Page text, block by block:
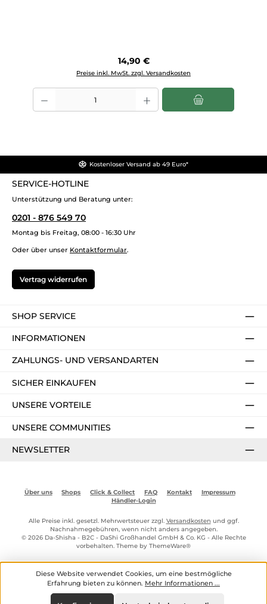
Regulärer Preis:
14,90 €
Preise inkl. MwSt. zzgl. Versandkosten
Produkt Anzahl: Gib den gewünschten Wert ein oder benutze die
Kostenloser Versand ab 49 Euro*
SERVICE-HOTLINE
Unterstützung und Beratung unter:
0201 - 876 549 70
Montag bis Freitag, 08:00 - 16:30 Uhr
Oder über unser Kontaktformular.
Vertrag widerrufen
SHOP SERVICE
INFORMATIONEN
ZAHLUNGS- UND VERSANDARTEN
SICHER EINKAUFEN
UNSERE VORTEILE
UNSERE COMMUNITIES
NEWSLETTER
Über uns Shops Click & Collect FAQ Kontakt
Impressum
Händler-Login
Alle Preise inkl. gesetzl. Mehrwertsteuer zzgl. Versandkosten und ggf.
Nachnahmegebühren, wenn nicht anders angegeben.
© 2026 Da-Shisha - B2C - DaShi Großhandel GmbH & Co. KG - Alle Rechte
vorbehalten. Theme by ThemeWare®
Diese Website verwendet Cookies, um eine bestmögliche
Erfahrung bieten zu können. Mehr Informationen ...